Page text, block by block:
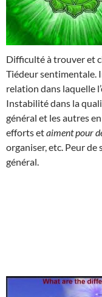
Difficulté à trouver et
Tiédeur sentimentale.
relation dans laquelle
Instabilité dans la
général et les autres
efforts etaiment pour
organiser, etc. Peur de
général.